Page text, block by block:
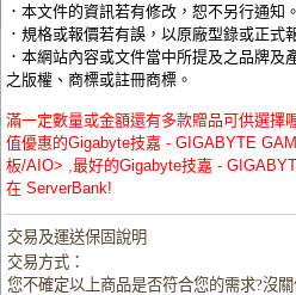
．本文件的資訊若有修改，恕不另行通知。
．規格或報價若有誤，以原廠型錄或正式
．本網站內容或文件當中所提及之品牌及
之版權、商標或註冊商標。
滿一定數量或金額還有多款贈品可供選擇
值優惠的Gigabyte技嘉 - GIGABYTE
板/AIO> ,最好的Gigabyte技嘉 -
在 ServerBank!
交易及運送保固說明
交易方式：
您不確定以上商品是否符合您的需求?沒